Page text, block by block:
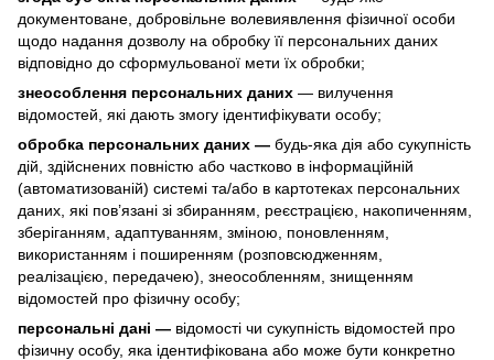
документоване, добровільне волевиявлення фізичної особи
щодо надання дозволу на обробку її персональних даних
відповідно до сформульованої мети їх обробки;
знеособлення персональних даних — вилучення
відомостей, які дають змогу ідентифікувати особу;
обробка персональних даних — будь-яка дія або сукупність
дій, здійснених повністю або частково в інформаційній
(автоматизованій) системі та/або в картотеках персональних
даних, які пов’язані зі збиранням, реєстрацією, накопиченням,
зберіганням, адаптуванням, зміною, поновленням,
використанням і поширенням (розповсюдженням,
реалізацією, передачею), знеособленням, знищенням
відомостей про фізичну особу;
персональні дані — відомості чи сукупність відомостей про
фізичну особу, яка ідентифікована або може бути конкретно